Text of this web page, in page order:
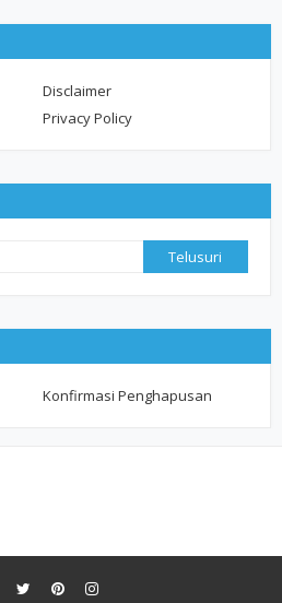
Disclaimer
Privacy Policy
Konfirmasi Penghapusan